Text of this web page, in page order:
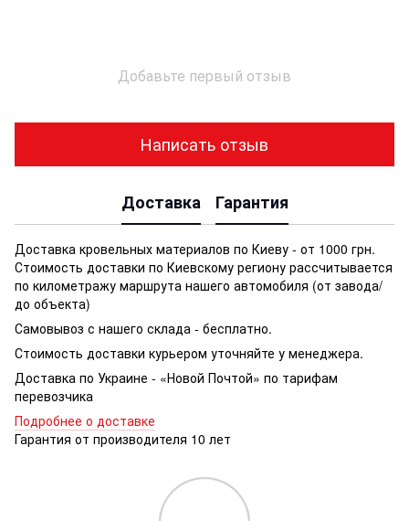
Добавьте первый отзыв
Написать отзыв
Доставка Гарантия
Доставка кровельных материалов по Киеву - от 1000 грн.
Стоимость доставки по Киевскому региону рассчитывается
по километражу маршрута нашего автомобиля (от завода/
до объекта)
Самовывоз с нашего склада - бесплатно.
Стоимость доставки курьером уточняйте у менеджера.
Доставка по Украине - «Новой Почтой» по тарифам
перевозчика
Подробнее о доставке
Гарантия от производителя 10 лет